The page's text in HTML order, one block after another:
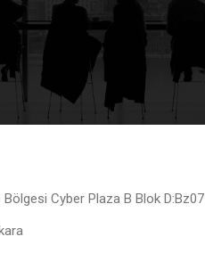
Cyber Plaza B Blok D:Bz07